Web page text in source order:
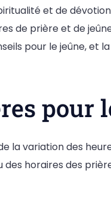
et de
de prière et de
pour le jeûne, et
pour
variation des
horaires des